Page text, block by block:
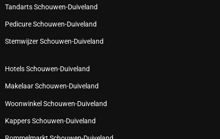
Tandarts Schouwen-Duiveland
Pedicure Schouwen-Duiveland
Stemwijzer Schouwen-Duiveland
Hotels Schouwen-Duiveland
Makelaar Schouwen-Duiveland
Woonwinkel Schouwen-Duiveland
Kappers Schouwen-Duiveland